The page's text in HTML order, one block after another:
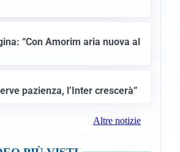
“Con Amorim aria nuova al
pazienza, l’Inter crescerà”
Altre notizie